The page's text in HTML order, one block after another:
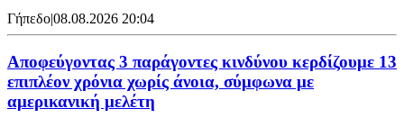
Γήπεδο|08.08.2026 20:04
Αποφεύγοντας 3 παράγοντες κινδύνου κερδίζουμε 13
επιπλέον χρόνια χωρίς άνοια, σύμφωνα με
αμερικανική μελέτη